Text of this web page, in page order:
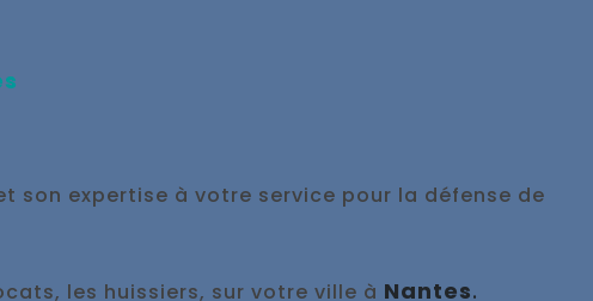
son expertise à votre service pour la défense de
les huissiers, sur votre ville à Nantes.